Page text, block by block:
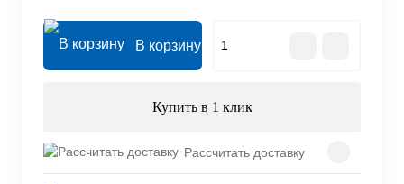
В корзину
Купить в 1 клик
Рассчитать доставку